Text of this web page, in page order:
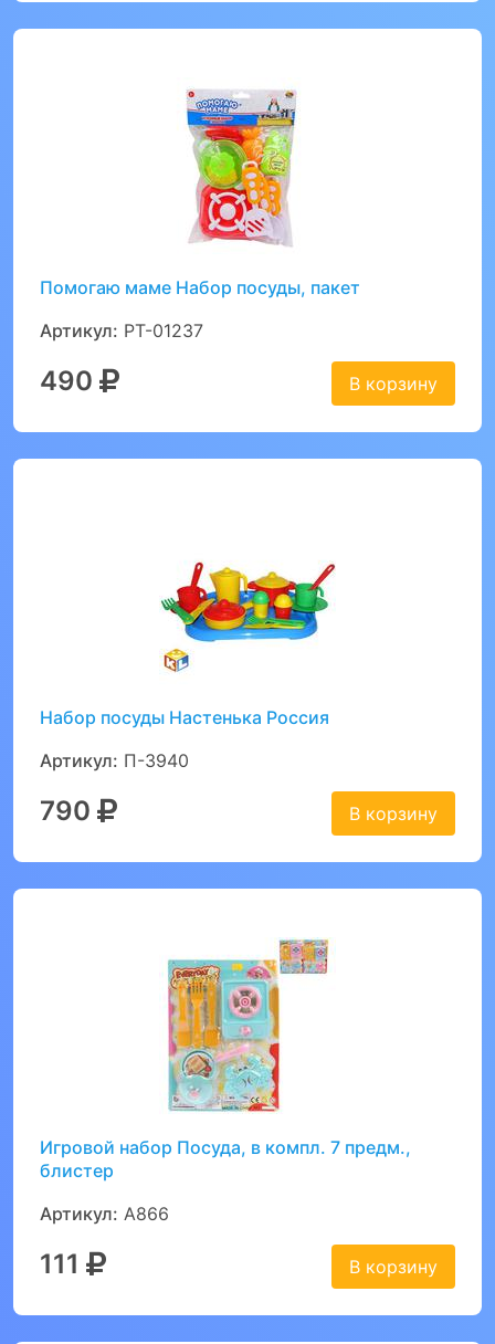
Помогаю маме Набор посуды, пакет
Артикул: PT-01237
490 В корзину
Набор посуды Настенька Россия
Артикул: П-3940
790 В корзину
Игровой набор Посуда, в компл. 7 предм.,
блистер
Артикул: A866
111 В корзину